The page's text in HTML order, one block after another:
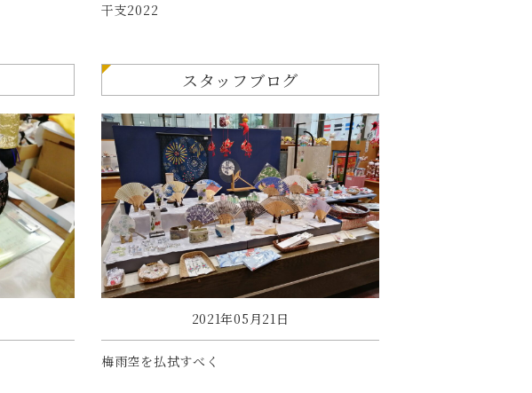
干支2022
スタッフブログ
2021年05月21日
梅雨空を払拭すべく